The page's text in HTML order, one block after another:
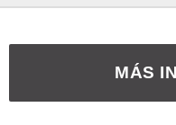
MÁS